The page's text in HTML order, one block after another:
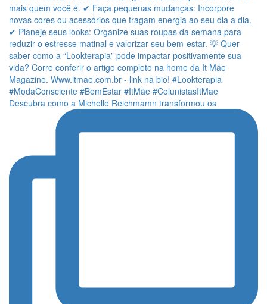
Descubra como a Michelle Reichmamn transformou os